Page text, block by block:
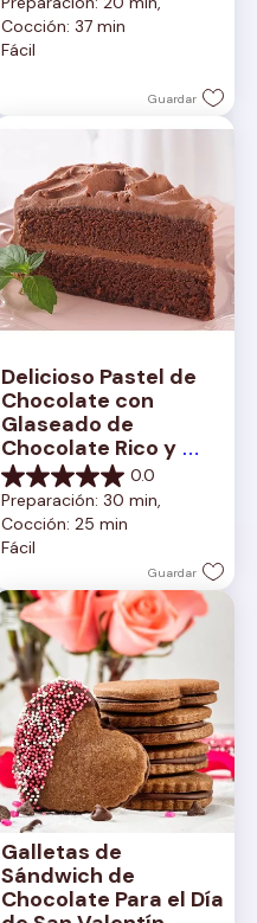
de
5
estrellas.
Cocción: 37 min
Fácil
Guardar
Delicioso Pastel de
Chocolate con
Glaseado de
Chocolate Rico y
Cremoso
0.0
0.0
de
5
estrellas.
Preparación: 30 min,
Cocción: 25 min
Fácil
Guardar
Galletas de
Sándwich de
Chocolate Para el Día